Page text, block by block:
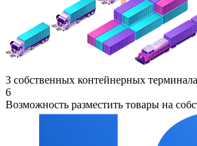
3 собственных контейнерных терминала
6
Возможность разместить товары на